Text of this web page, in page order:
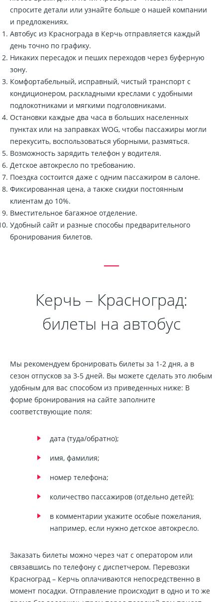
спросите детали или узнайте больше о нашей компании
и предложениях.
Автобус из Краснограда в Керчь отправляется каждый
день точно по графику.
Никаких пересадок и пеших переходов через буферную
зону.
Комфортабельный, исправный, чистый транспорт с
кондиционером, раскладными креслами с удобными
подлокотниками и мягкими подголовниками.
Остановки каждые два часа в больших населенных
пунктах или на заправках WOG, чтобы пассажиры могли
перекусить, воспользоваться уборными, размяться.
Возможность зарядить телефон у водителя.
Детское автокресло по требованию.
Поездка состоится даже с одним пассажиром в салоне.
Фиксированная цена, а также скидки постоянным
клиентам до 10%.
Вместительное багажное отделение.
Удобный сайт и разные способы предварительного
бронирования билетов.
Керчь – Красноград:
билеты на автобус
Мы рекомендуем бронировать билеты за 1-2 дня, а в
сезон отпусков за 3-5 дней. Вы можете сделать это любым
удобным для вас способом из приведенных ниже: В
форме бронирования на сайте заполните
соответствующие поля:
дата (туда/обратно);
имя, фамилия;
номер телефона;
количество пассажиров (отдельно детей);
в комментарии укажите особые пожелания,
например, если нужно детское автокресло.
Заказать билеты можно через чат с оператором или
связавшись по телефону с диспетчером. Перевозки
Красноград – Керчь оплачиваются непосредственно в
момент посадки. Отправление происходит в одно и то же